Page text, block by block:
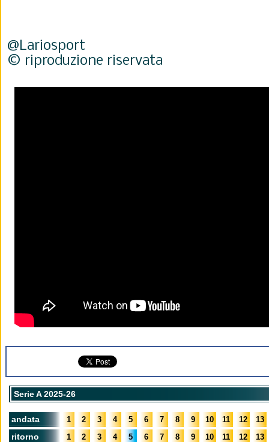
@Lariosport
© riproduzione riservata
Serie A 2025-26
andata 1 2 3 4 5 6 7 8 9 10 11 12 13
ritorno 1 2 3 4 5 6 7 8 9 10 11 12 13